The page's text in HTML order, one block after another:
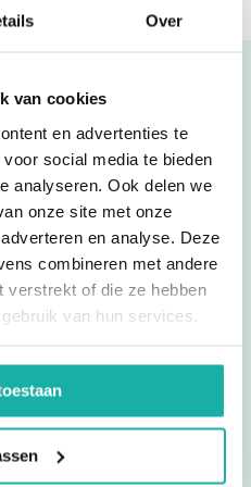
Over
van cookies
en advertenties te
social media te bieden
analyseren. Ook delen we
onze site met onze
en analyse. Deze
combineren met andere
verstrekt of die ze hebben
van hun services.
geboortedatum niet aanpast. De
aan je geslacht en leeftijd.
pijltje omhoog (hoge waarde) of
om altijd je (huis)arts te
aanvragen. We werken samen
en coaches die je kunnen
uitslag en ondersteuning bieden bij
is snel binnen en